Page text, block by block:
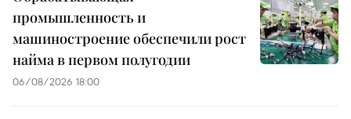
промышленность и
машиностроение обеспечили рост
найма в первом полугодии
06/08/2026 18:00